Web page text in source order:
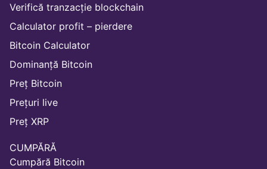
Verifică tranzacție blockchain
Calculator profit – pierdere
Bitcoin Calculator
Dominanță Bitcoin
Preț Bitcoin
Prețuri live
Preț XRP
CUMPĂRĂ
Cumpără Bitcoin